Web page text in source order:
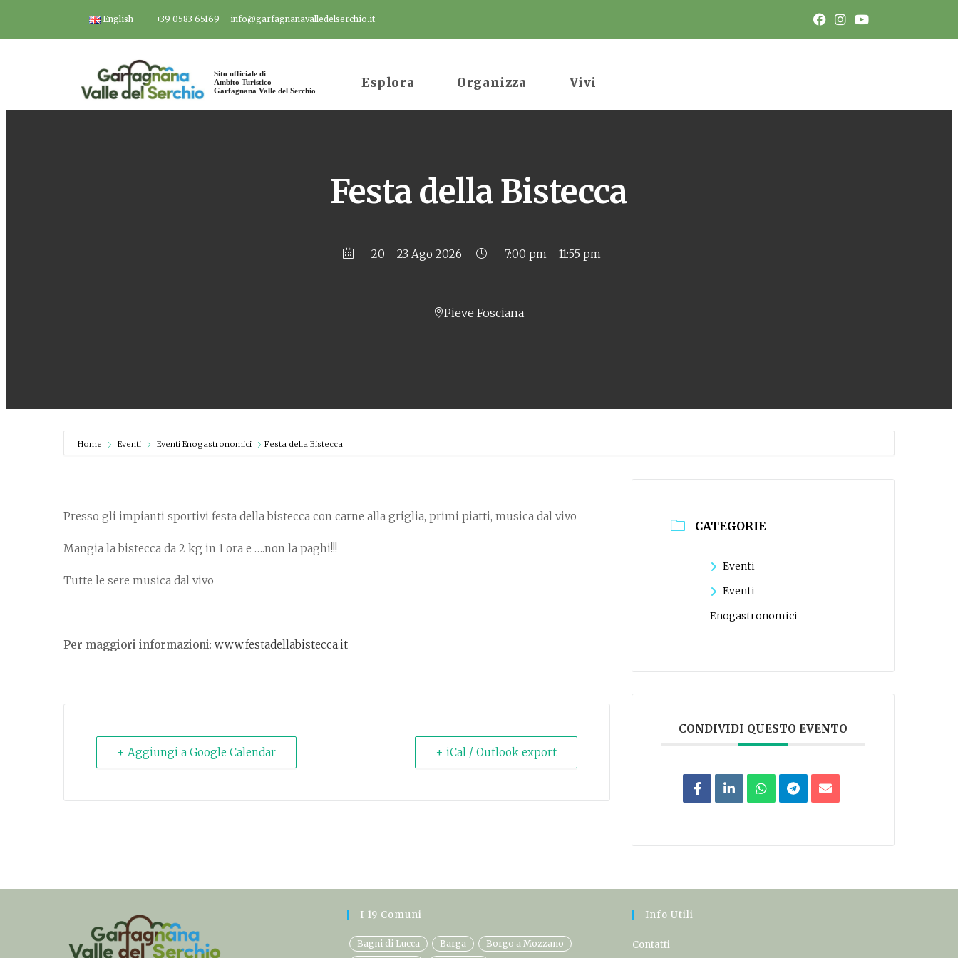
contenuto
English +39 0583 65169 info@garfagnanavalledelserchio.it
Sito ufficiale di
Ambito Turistico
Garfagnana Valle del Serchio
Esplora Organizza Vivi
Festa della Bistecca
20 - 23 Ago 2026 7:00 pm - 11:55 pm
Pieve Fosciana
Home Eventi Eventi Enogastronomici Festa della Bistecca
Presso gli impianti sportivi festa della bistecca con carne alla griglia, primi piatti, musica dal vivo
Mangia la bistecca da 2 kg in 1 ora e ….non la paghi!!!
Tutte le sere musica dal vivo
Per maggiori informazioni: www.festadellabistecca.it
+ Aggiungi a Google Calendar + iCal / Outlook export
CATEGORIE
Eventi
Eventi
Enogastronomici
CONDIVIDI QUESTO EVENTO
I 19 Comuni
Bagni di Lucca Barga Borgo a Mozzano
Info Utili
Contatti